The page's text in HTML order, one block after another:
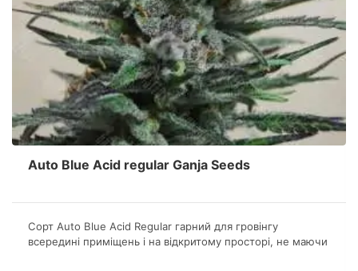
Auto Blue Acid regular Ganja Seeds
Сорт Auto Blue Acid Regular гарний для гровінгу
всередині приміщень і на відкритому просторі, не маючи